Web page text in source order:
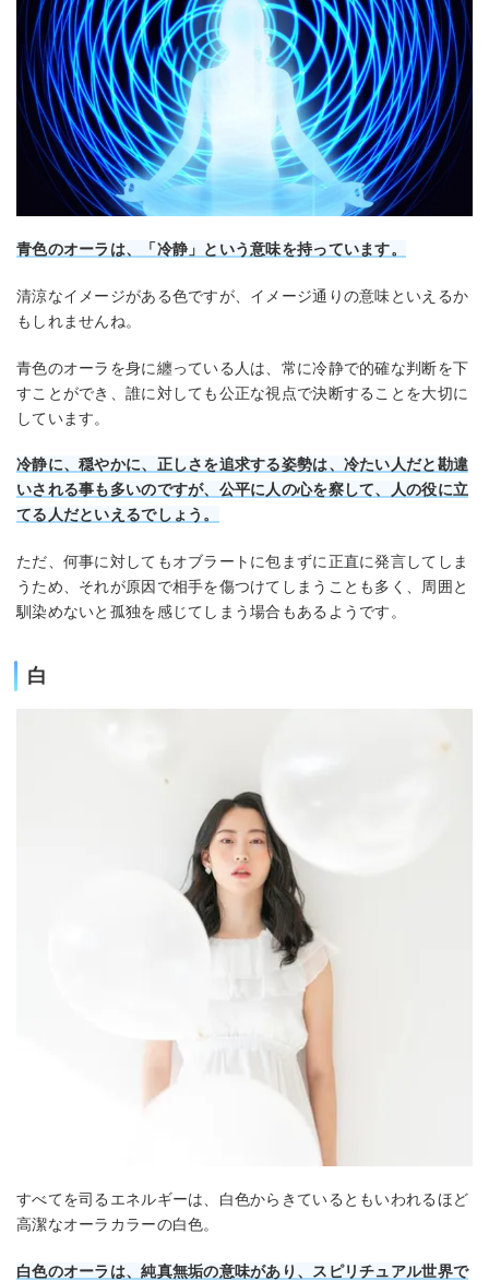
青色のオーラは、「冷静」という意味を持っています。
清涼なイメージがある色ですが、イメージ通りの意味といえるか
もしれませんね。
青色のオーラを身に纏っている人は、常に冷静で的確な判断を下
すことができ、誰に対しても公正な視点で決断することを大切に
しています。
冷静に、穏やかに、正しさを追求する姿勢は、冷たい人だと勘違
いされる事も多いのですが、公平に人の心を察して、人の役に立
てる人だといえるでしょう。
ただ、何事に対してもオブラートに包まずに正直に発言してしま
うため、それが原因で相手を傷つけてしまうことも多く、周囲と
馴染めないと孤独を感じてしまう場合もあるようです。
白
すべてを司るエネルギーは、白色からきているともいわれるほど
高潔なオーラカラーの白色。
白色のオーラは、純真無垢の意味があり、スピリチュアル世界で